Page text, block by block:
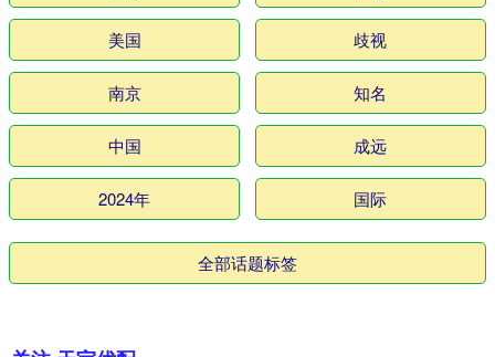
美国 歧视
南京 知名
中国 成远
2024年 国际
全部话题标签